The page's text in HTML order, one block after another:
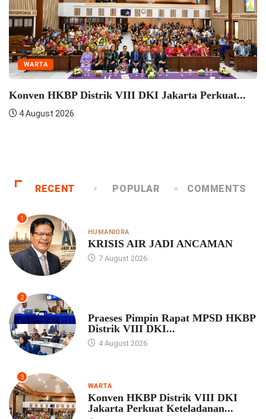
WARTA
Seminar Pelatihan Zending
RECENT POPULAR COMMENTS
1
HUMANIORA
KRISIS AIR JADI ANCAMAN
7 August 2026
2
Praeses Pimpin Rapat MPSD HKBP
Distrik VIII DKI...
4 August 2026
3
WARTA
Konven HKBP Distrik VIII DKI
Jakarta Perkuat Keteladanan...